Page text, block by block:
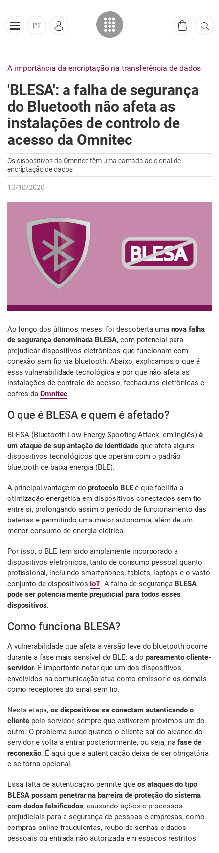
PT
A importância da encriptação na transferência de dados
'BLESA': a falha de segurança
do Bluetooth não afeta as
instalações de controlo de
acesso da Omnitec
Os dispositivos da Omnitec têm uma camada adicional de
encriptação de dados
13/10/2020
Ao longo dos últimos meses, foi descoberta uma nova falha
de segurança denominada BLESA, com potencial para
prejudicar dispositivos eletrônicos que funcionam com
conexão sem fio via bluetooth. Abaixo, explicamos o que é
essa vulnerabilidade tecnológica e por que não afeta as
instalações de controle de acesso, fechaduras eletrônicas e
cofres da Omnitec.
O que é BLESA e quem é afetado?
BLESA (Bluetooth Low Energy Spoofing Attack, em inglês) é
um ataque de suplantação de identidade que afeta alguns
dispositivos tecnológicos que operam com o padrão
bluetooth de baixa energia (BLE).
A principal vantagem do protocolo BLE é que facilita a
otimização energética em dispositivos conectados sem fio
entre si, prolongando assim o período de funcionamento das
baterias e permitindo uma maior autonomia, além de um
menor consumo de energia elétrica.
Por isso, o BLE tem sido amplamente incorporado a
dispositivos eletrônicos, tanto de consumo pessoal quanto
profissional, incluindo smartphones, tablets, laptops e o vasto
conjunto de dispositivos IoT. A falha de segurança BLESA
pode ser potencialmente prejudicial para todos esses
dispositivos.
Como funciona BLESA?
A vulnerabilidade que afeta a versão leve do bluetooth ocorre
durante a fase mais sensível do BLE: a do pareamento cliente-
servidor. É importante notar que um dos dispositivos
envolvidos na comunicação atua como emissor e os demais
como receptores do sinal sem fio.
Nesta etapa, os dispositivos se conectam autenticando o
cliente pelo servidor, sempre que estiverem próximos um do
outro. O problema surge quando o cliente sai do alcance do
servidor e volta a entrar posteriormente, ou seja, na fase de
reconexão. É aqui que a autenticação deixa de ser obrigatória
e se torna opcional.
Essa falta de autenticação permite que os ataques do tipo
BLESA possam penetrar na barreira de proteção do sistema
com dados falsificados, causando ações e processos
prejudiciais para a segurança de pessoas e empresas, como
compras online fraudulentas, roubo de senhas e dados
pessoais ou entrada não autorizada em espaços restritos.